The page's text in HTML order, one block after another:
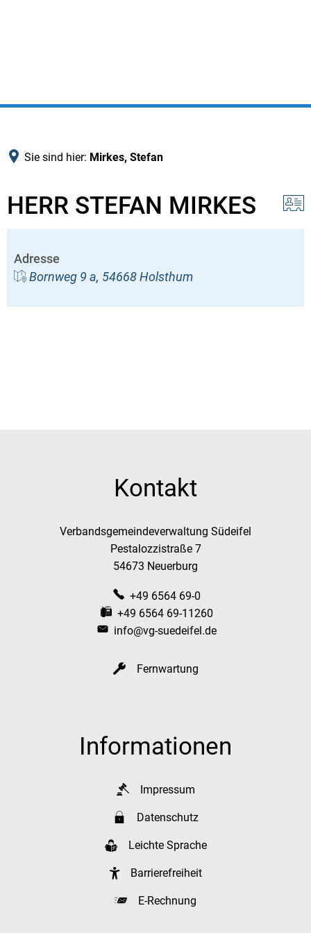
Sie sind hier: Mirkes, Stefan
HERR STEFAN MIRKES
Adresse
Bornweg 9 a, 54668 Holsthum
Kontakt
Verbandsgemeindeverwaltung Südeifel
Pestalozzistraße 7
54673 Neuerburg
+49 6564 69-0
+49 6564 69-11260
info@vg-suedeifel.de
Fernwartung
Informationen
Impressum
Datenschutz
Leichte Sprache
Barrierefreiheit
E-Rechnung